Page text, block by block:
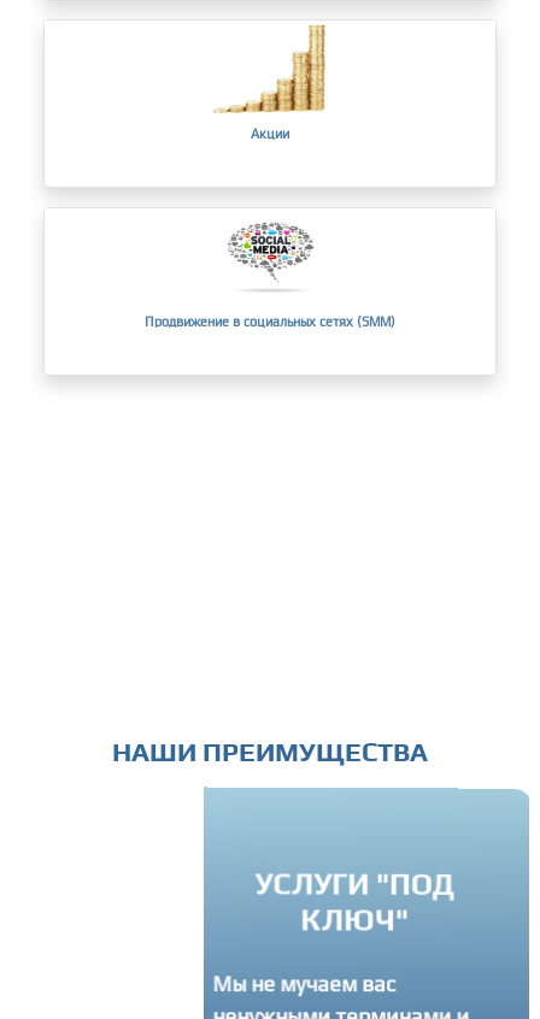
Акции
Продвижение в социальных сетях (SMM)
НАШИ ПРЕИМУЩЕСТВА
ПОДХОД
Вы можете связатся с